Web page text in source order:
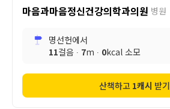
마음과마음정신건강의학과의원 병원
명선헌에서
11걸음 ∙ 7m ∙ 0kcal 소모
산책하고 1캐시 받기